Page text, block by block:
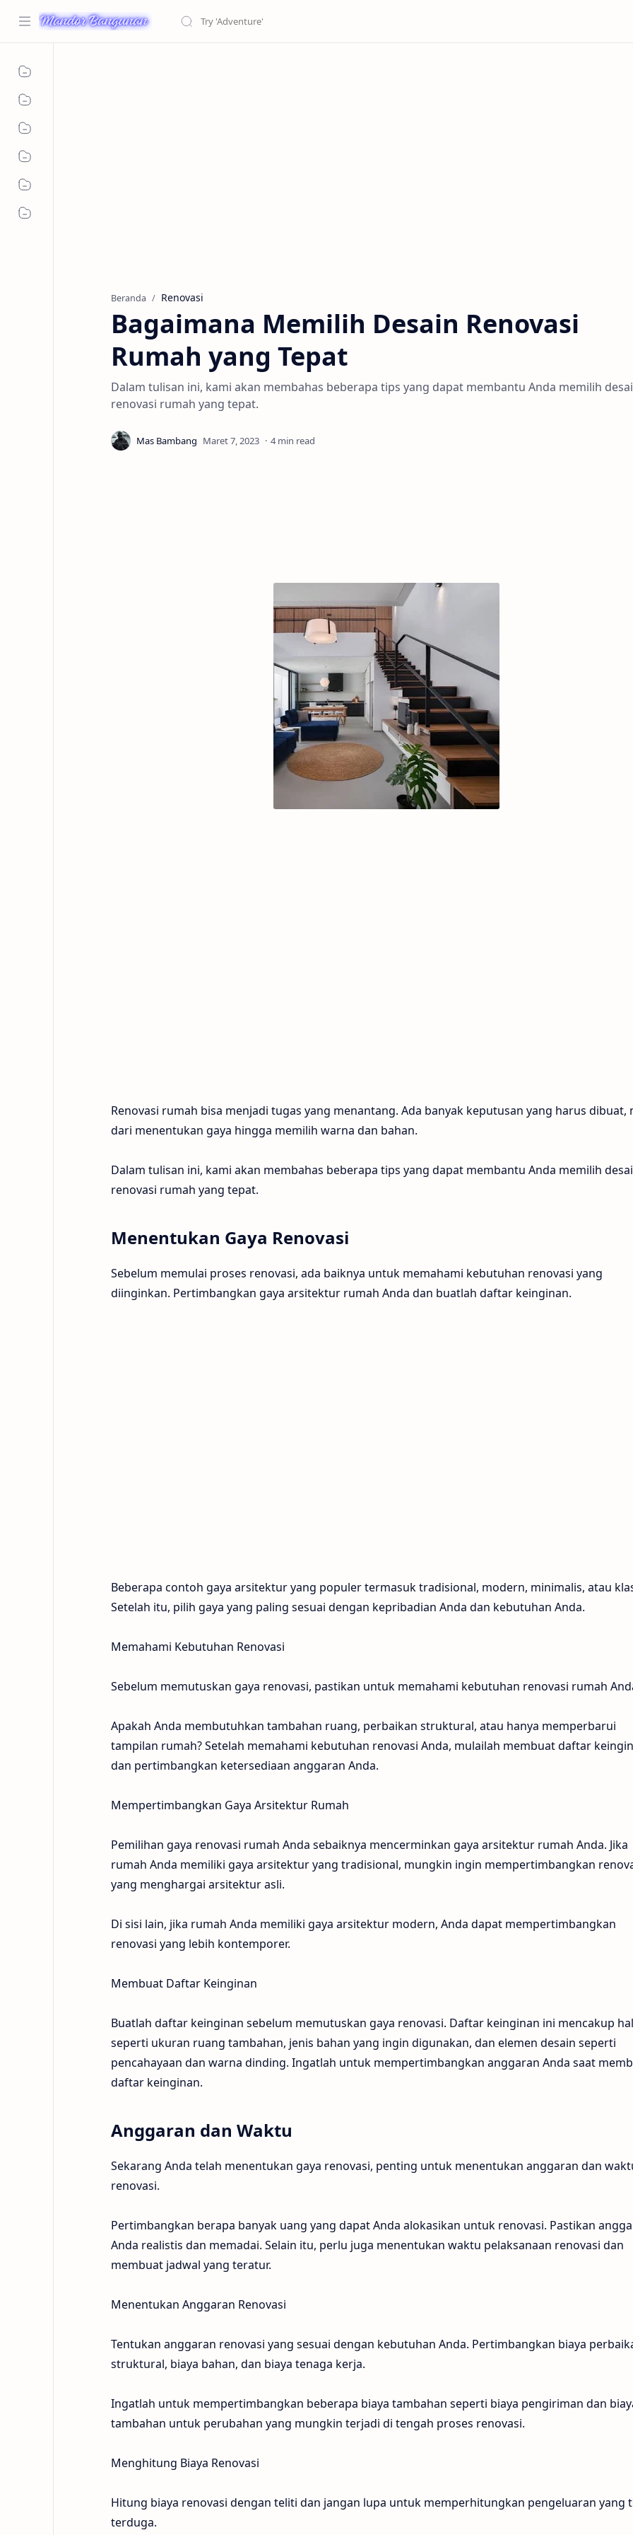
Beranda Renovasi
Bagaimana Memilih Desain Renovasi
Rumah yang Tepat
Dalam tulisan ini, kami akan membahas beberapa tips yang dapat membantu Anda memilih
renovasi rumah yang tepat.
4 min read
Renovasi rumah bisa menjadi tugas yang menantang. Ada banyak keputusan yang harus dibuat,
dari menentukan gaya hingga memilih warna dan bahan.
Dalam tulisan ini, kami akan membahas beberapa tips yang dapat membantu Anda memilih
renovasi rumah yang tepat.
Menentukan Gaya Renovasi
Sebelum memulai proses renovasi, ada baiknya untuk memahami kebutuhan renovasi yang
diinginkan. Pertimbangkan gaya arsitektur rumah Anda dan buatlah daftar keinginan.
Beberapa contoh gaya arsitektur yang populer termasuk tradisional, modern, minimalis, atau
Setelah itu, pilih gaya yang paling sesuai dengan kepribadian Anda dan kebutuhan Anda.
Memahami Kebutuhan Renovasi
Sebelum memutuskan gaya renovasi, pastikan untuk memahami kebutuhan renovasi rumah
Apakah Anda membutuhkan tambahan ruang, perbaikan struktural, atau hanya memperbarui
tampilan rumah? Setelah memahami kebutuhan renovasi Anda, mulailah membuat daftar
dan pertimbangkan ketersediaan anggaran Anda.
Mempertimbangkan Gaya Arsitektur Rumah
Pemilihan gaya renovasi rumah Anda sebaiknya mencerminkan gaya arsitektur rumah Anda. Jika
rumah Anda memiliki gaya arsitektur yang tradisional, mungkin ingin mempertimbangkan
yang menghargai arsitektur asli.
Di sisi lain, jika rumah Anda memiliki gaya arsitektur modern, Anda dapat mempertimbangkan
renovasi yang lebih kontemporer.
Membuat Daftar Keinginan
Buatlah daftar keinginan sebelum memutuskan gaya renovasi. Daftar keinginan ini mencakup
seperti ukuran ruang tambahan, jenis bahan yang ingin digunakan, dan elemen desain seperti
pencahayaan dan warna dinding. Ingatlah untuk mempertimbangkan anggaran Anda saat
daftar keinginan.
Anggaran dan Waktu
Sekarang Anda telah menentukan gaya renovasi, penting untuk menentukan anggaran dan
renovasi.
Pertimbangkan berapa banyak uang yang dapat Anda alokasikan untuk renovasi. Pastikan
Anda realistis dan memadai. Selain itu, perlu juga menentukan waktu pelaksanaan renovasi dan
membuat jadwal yang teratur.
Menentukan Anggaran Renovasi
Tentukan anggaran renovasi yang sesuai dengan kebutuhan Anda. Pertimbangkan biaya
struktural, biaya bahan, dan biaya tenaga kerja.
Ingatlah untuk mempertimbangkan beberapa biaya tambahan seperti biaya pengiriman dan
tambahan untuk perubahan yang mungkin terjadi di tengah proses renovasi.
Menghitung Biaya Renovasi
Hitung biaya renovasi dengan teliti dan jangan lupa untuk memperhitungkan pengeluaran yang
terduga.